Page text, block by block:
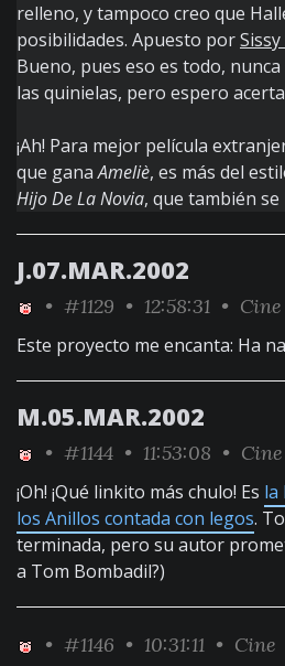
relleno, y tampoco creo que
posibilidades. Apuesto por
Bueno, pues eso es todo,
las quinielas, pero espero
¡Ah! Para mejor película
que ganaAmeliè, es más del
Hijo De La Novia, que también se
J.07.MAR.2002
• #1129 • 12:58:31 • Cine
Este proyecto me encanta: Ha
M.05.MAR.2002
• #1144 • 11:53:08 • Cine
¡Oh! ¡Qué linkito más chulo! Es la
los Anillos contada con legos.
terminada, pero su autor
a Tom Bombadil?)
• #1146 • 10:31:11 • Cine